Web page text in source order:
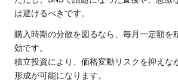
は避けるべきです。
購入時期の分散を図るなら、毎月一定額を
効です。
積立投資により、価格変動リスクを抑えな
形成が可能になります。